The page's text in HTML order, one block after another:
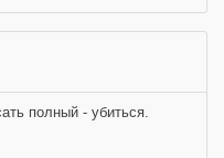
полный - убиться.